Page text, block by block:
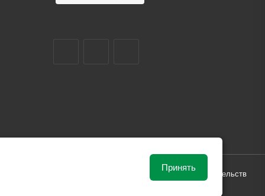
от рыночной ситуации и не влекут за собой обязательств
Принять